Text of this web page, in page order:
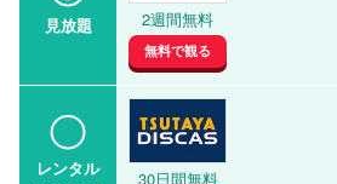
見放題 2週間無料
無料で観る
レンタル 30日間無料